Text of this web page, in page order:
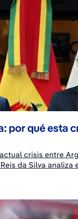
por qué esta
crisis entre
da Silva analiza